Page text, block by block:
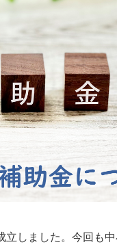
しました。今回も